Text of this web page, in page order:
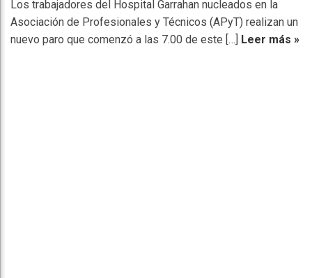
Los trabajadores del Hospital Garrahan nucleados en la
Asociación de Profesionales y Técnicos (APyT) realizan un
nuevo paro que comenzó a las 7.00 de este […] Leer más »